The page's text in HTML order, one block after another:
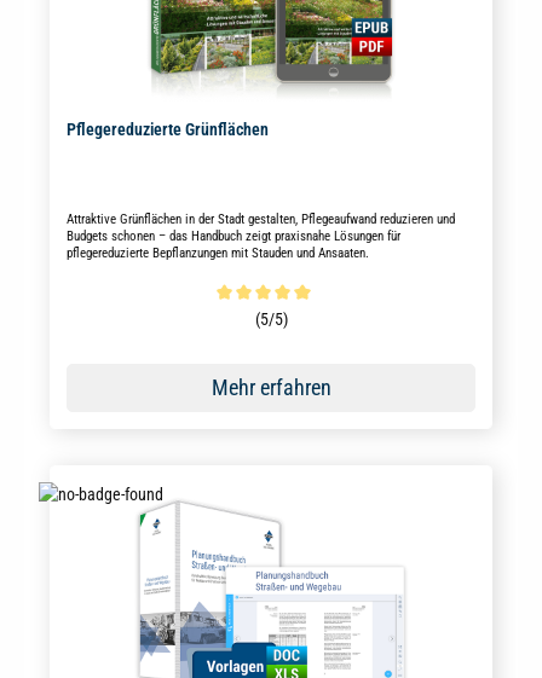
Pflegereduzierte Grünflächen
Attraktive Grünflächen in der Stadt gestalten, Pflegeaufwand reduzieren und
Budgets schonen – das Handbuch zeigt praxisnahe Lösungen für
pflegereduzierte Bepflanzungen mit Stauden und Ansaaten.
Durchschnittliche Bewertung von 5 von 5 Sternen
(5/5)
Mehr erfahren